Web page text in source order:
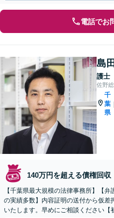
電話でお
島
護士
佐野
千
葉
県
140万円を超える債権回収
【千葉県最大規模の法律事務所】【
の実績多数】内容証明の送付から仮差
いたします。早めにご相談ください【